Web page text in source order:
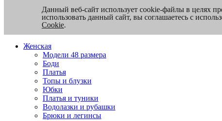
Женская
Модели 48 размера
Боди
Платья
Топы и блузки
Юбки
Платья и туники
Водолазки и рубашки
Брюки и легинсы
Данный веб-сайт использует cookie-файлы в целях
использовать данный сайт, вы соглашаетесь с
Cookie.